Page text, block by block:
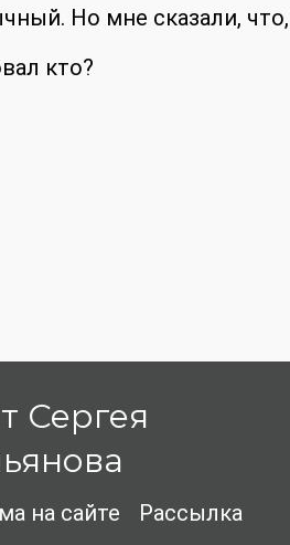
Но мне сказали,
кто?
Сергея
на сайте
Рассылка